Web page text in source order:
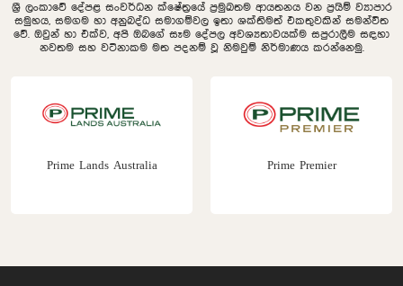
ශ්‍රී ලංකාවේ දේපළ සංවර්ධන ක්ෂේත්‍රයේ ප්‍රමුඛතම ආයතනය වන ප්‍රයිම් ව්‍යාපාර
සමුහය, සමගම හා අනුබද්ධ සමාගම්වල ඉතා ශක්තිමත් එකතුවකින් සමන්විත
වේ. ඔවුන් හා එක්ව, අපි ඔබගේ සෑම දේපල අවශ්‍යතාවයක්ම සපුරාලීම සඳහා
නවතම සහ වටිනාකම මත පදනම් වූ නිමවුම් නිර්මාණය කරන්නෙමු.
Prime Lands Australia Prime Premier